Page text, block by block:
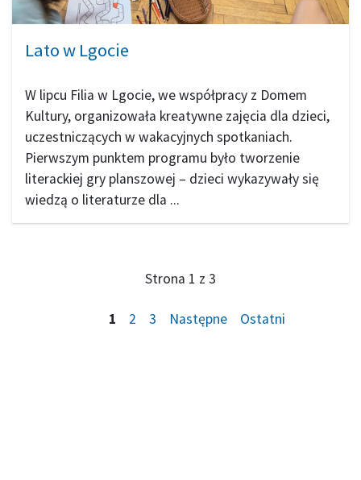
Lato w Lgocie
W lipcu Filia w Lgocie, we współpracy z Domem
Kultury, organizowała kreatywne zajęcia dla dzieci,
uczestniczących w wakacyjnych spotkaniach.
Pierwszym punktem programu było tworzenie
literackiej gry planszowej – dzieci wykazywały się
wiedzą o literaturze dla ...
Strona 1 z 3
1 2 3 Następne Ostatni